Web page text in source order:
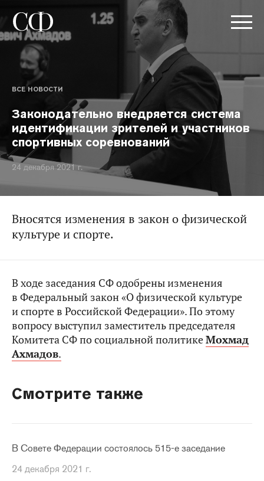
ВСЕ НОВОСТИ
Законодательно внедряется система
идентификации зрителей и участников
спортивных соревнований
24 декабря 2021 г.
Вносятся изменения в закон о физической
культуре и спорте.
В ходе заседания СФ одобрены изменения
в Федеральный закон «О физической культуре
и спорте в Российской Федерации». По этому
вопросу выступил заместитель председателя
Комитета СФ по социальной политикеМохмад
Ахмадов.
Смотрите также
В Совете Федерации состоялось 515-е заседание
24 декабря 2021 г.